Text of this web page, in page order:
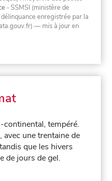
- SSMSI (ministère de
enregistrée par la
— mis à jour en
tempéré.
avec une trentaine de
que les hivers
de jours de gel.